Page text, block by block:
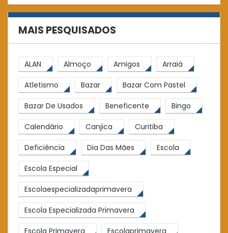
MAIS PESQUISADOS
ALAN Almoço Amigos Arraiá
Atletismo Bazar Bazar Com Pastel
Bazar De Usados Beneficente Bingo
Calendário Canjica Curitiba
Deficiência Dia Das Mães Escola
Escola Especial
Escolaespecializadaprimavera
Escola Especializada Primavera
Escola Primavera Escolaprimavera